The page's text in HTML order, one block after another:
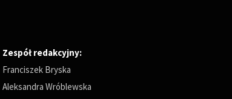
Zespół redakcyjny:
Franciszek Bryska
Aleksandra Wróblewska